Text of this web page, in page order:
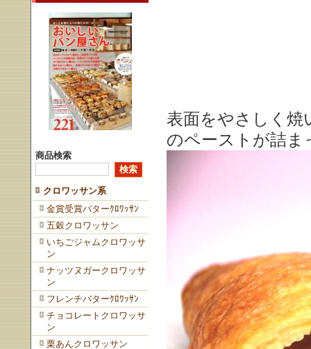
商品検索
クロワッサン系
金賞受賞バターｸﾛﾜｯｻﾝ
五穀クロワッサン
いちごジャムクロワッサ
ン
ナッツヌガークロワッサ
ン
フレンチバターｸﾛﾜｯｻﾝ
チョコレートクロワッサ
ン
栗あんクロワッサン
表面をやさしく焼
のペーストが詰